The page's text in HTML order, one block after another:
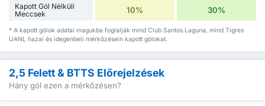
Kapott Gól Nélküli
Meccsek
10% 30%
* A kapott gólok adatai magukba foglalják mind Club Santos Laguna, mind Tigres
UANL hazai és idegenbeli mérkőzésein kapott gólokat.
2,5 Felett & BTTS Előrejelzések
Hány gól ezen a mérkőzésen?